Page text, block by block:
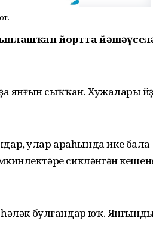
йортта
янғын сыҡҡан. Хужалары
улар араһында ике бала
сикләнгән
һәләк булғандар юҡ.